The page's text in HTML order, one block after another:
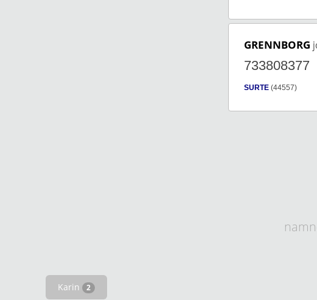
GRENNBORG
733808377
SURTE (44557)
Karin 2